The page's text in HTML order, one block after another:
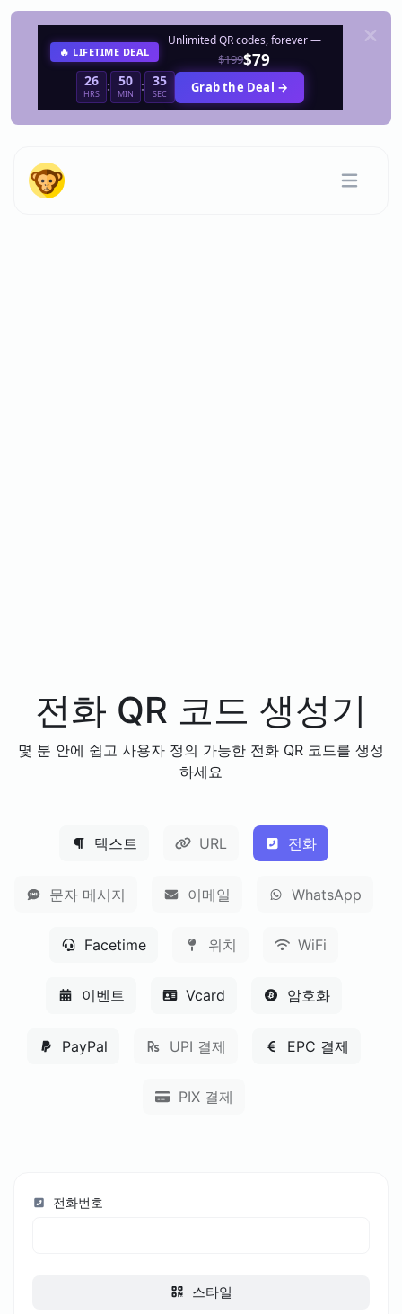
🔥 LIFETIME DEAL
Unlimited QR codes, forever —
$199$79
26
HRS : 50
MIN : 35
SEC Grab the Deal →
전화 QR 코드 생성기
몇 분 안에 쉽고 사용자 정의 가능한 전화 QR 코드를 생성
하세요
텍스트 URL 전화
문자 메시지 이메일 WhatsApp
Facetime 위치 WiFi
이벤트 Vcard 암호화
PayPal UPI 결제 EPC 결제
PIX 결제
전화번호
스타일